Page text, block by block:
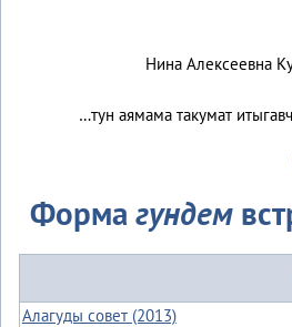
Нина Алексеевна
…тун аямама такумат
Формагундем
Алагуды совет (2013)